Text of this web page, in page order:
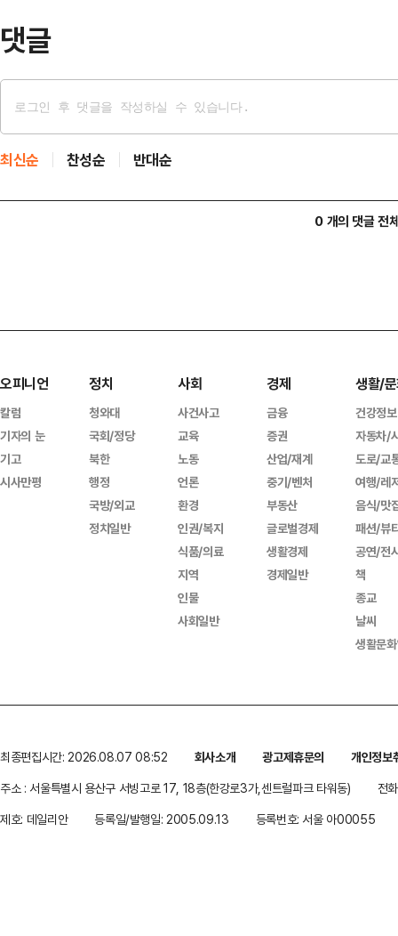
댓글
최신순 찬성순 반대순
0 개의 댓글 전
오피니언
칼럼
기자의 눈
기고
시사만평
정치
청와대
국회/정당
북한
행정
국방/외교
정치일반
사회
사건사고
교육
노동
언론
환경
인권/복지
식품/의료
지역
인물
사회일반
경제
금융
증권
산업/재계
중기/벤처
부동산
글로벌경제
생활경제
경제일반
생활/
건강정보
자동차/
도로/교
여행/레
음식/맛
패션/뷰
공연/전
책
종교
날씨
생활문
최종편집시간: 2026.08.07 08:52 회사소개 광고제휴문의
개인정보
주소 : 서울특별시 용산구 서빙고로 17, 18층(한강로3가,센트럴파크 타워동)
전
제호: 데일리안
등록일/발행일: 2005.09.13 등록번호: 서울 아00055